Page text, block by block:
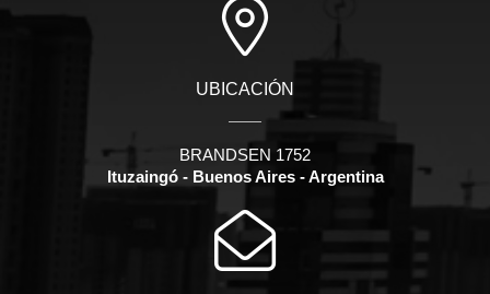
UBICACIÓN
BRANDSEN 1752
Ituzaingó - Buenos Aires - Argentina